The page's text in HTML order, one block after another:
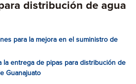
distribución de agua
para la mejora en el suministro de
la entrega de pipas para distribución de
Guanajuato